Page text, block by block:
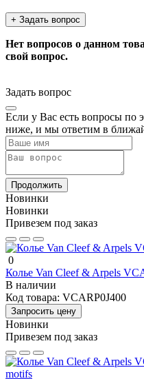
+ Задать вопрос
Нет вопросов о данном
свой вопрос.
Задать вопрос
Если у Вас есть вопросы по
ниже, и мы ответим в
Продолжить
Новинки
Новинки
Привезем под заказ
0
Колье Van Cleef & Arpels
В наличии
Код товара: VCARP0J400
Запросить цену
Новинки
Привезем под заказ